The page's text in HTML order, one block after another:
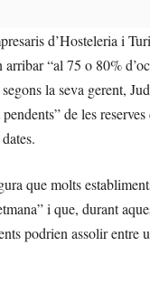
d’Hosteleria i
arribar “al 75 o 80%
la seva gerent,
de les
que molts
i que, durant
podrien assolir entre